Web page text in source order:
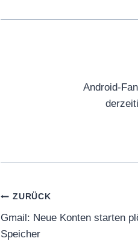
Android-
Beitragsnavigation
ZURÜCK
Gmail: Neue Konten starten
Speicher